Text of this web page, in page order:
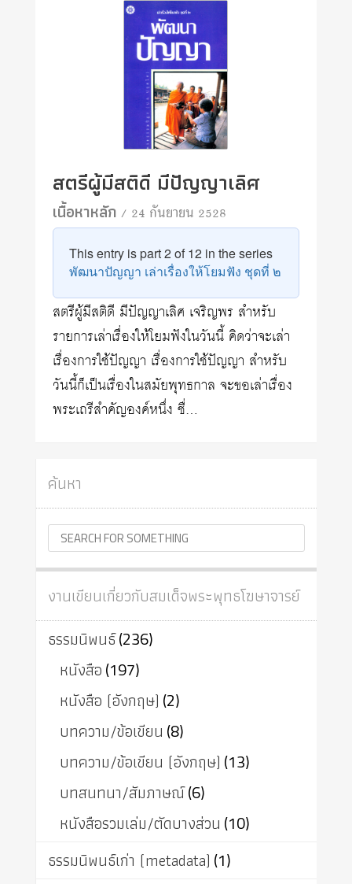
สตรีผู้มีสติดี มีปัญญาเลิศ
เนื้อหาหลัก/ 24 กันยายน 2528
This entry is part 2 of 12 in the series
พัฒนาปัญญา เล่าเรื่องให้โยมฟัง ชุดที่ ๒
สตรีผู้มีสติดี มีปัญญาเลิศ เจริญพร สำหรับ
รายการเล่าเรื่องให้โยมฟังในวันนี้ คิดว่าจะเล่า
เรื่องการใช้ปัญญา เรื่องการใช้ปัญญา สำหรับ
วันนี้ก็เป็นเรื่องในสมัยพุทธกาล จะขอเล่าเรื่อง
พระเถรีสำคัญองค์หนึ่ง ชื่…
ค้นหา
งานเขียนเกี่ยวกับสมเด็จพระพุทธโฆษาจารย์
ธรรมนิพนธ์(236)
หนังสือ(197)
หนังสือ (อังกฤษ) (2)
บทความ/ข้อเขียน (8)
บทความ/ข้อเขียน (อังกฤษ) (13)
บทสนทนา/สัมภาษณ์(6)
หนังสือรวมเล่ม/ตัดบางส่วน (10)
ธรรมนิพนธ์เก่า (metadata) (1)